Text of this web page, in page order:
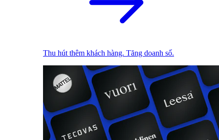
Thu hút thêm khách hàng. Tăng doanh số.